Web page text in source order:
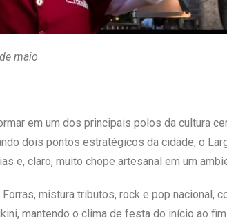
maio
em um dos principais polos da cultura
dois pontos estratégicos da cidade, o
e, claro, muito chope artesanal em um
mistura tributos, rock e pop nacional,
mantendo o clima de festa do início ao fim.